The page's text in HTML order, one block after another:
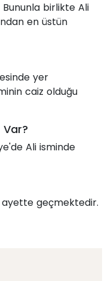
Bununla birlikte Ali
en üstün
yer
caiz olduğu
Ali isminde
ayette geçmektedir.